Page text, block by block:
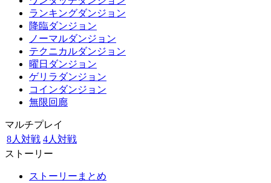
ランキングダンジョン
降臨ダンジョン
ノーマルダンジョン
テクニカルダンジョン
曜日ダンジョン
ゲリラダンジョン
コインダンジョン
無限回廊
マルチプレイ
8人対戦 4人対戦
ストーリー
ストーリーまとめ